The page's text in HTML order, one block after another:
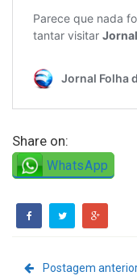
Share on:
WhatsApp
Postagem